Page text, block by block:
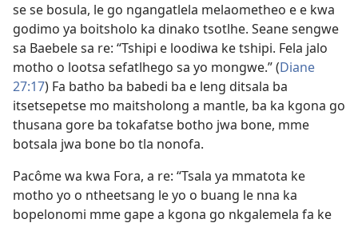
se se bosula, le go ngangatlela melaometheo e e kwa
godimo ya boitsholo ka dinako tsotlhe. Seane sengwe
sa Baebele sa re: “Tshipi e loodiwa ke tshipi. Fela jalo
motho o lootsa sefatlhego sa yo mongwe.” (Diane
27:17) Fa batho ba babedi ba e leng ditsala ba
itsetsepetse mo maitsholong a mantle, ba ka kgona go
thusana gore ba tokafatse botho jwa bone, mme
botsala jwa bone bo tla nonofa.
Pacôme wa kwa Fora, a re: “Tsala ya mmatota ke
motho yo o ntheetsang le yo o buang le nna ka
bopelonomi mme gape a kgona go nkgalemela fa ke